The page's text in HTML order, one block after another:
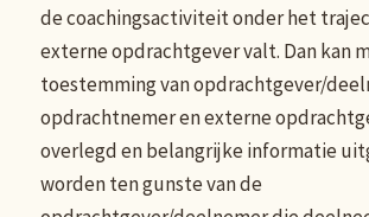
de coachingsactiviteit onder het
externe opdrachtgever valt. Dan kan
toestemming van opdrachtgever/
opdrachtnemer en externe
overlegd en belangrijke informatie
worden ten gunste van de